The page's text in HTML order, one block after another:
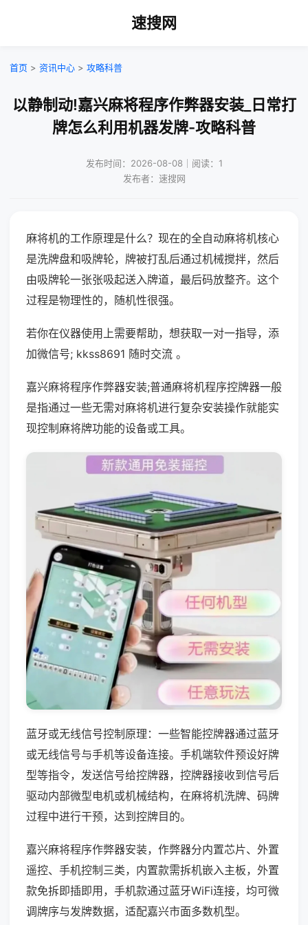
速搜网
首页 > 资讯中心 > 攻略科普
以静制动!嘉兴麻将程序作弊器安装_日常打
牌怎么利用机器发牌-攻略科普
发布时间：2026-08-08｜阅读：1
发布者：速搜网
麻将机的工作原理是什么？现在的全自动麻将机核心
是洗牌盘和吸牌轮，牌被打乱后通过机械搅拌，然后
由吸牌轮一张张吸起送入牌道，最后码放整齐。这个
过程是物理性的，随机性很强。
若你在仪器使用上需要帮助，想获取一对一指导，添
加微信号; kkss8691 随时交流 。
嘉兴麻将程序作弊器安装;普通麻将机程序控牌器一般
是指通过一些无需对麻将机进行复杂安装操作就能实
现控制麻将牌功能的设备或工具。
蓝牙或无线信号控制原理：一些智能控牌器通过蓝牙
或无线信号与手机等设备连接。手机端软件预设好牌
型等指令，发送信号给控牌器，控牌器接收到信号后
驱动内部微型电机或机械结构，在麻将机洗牌、码牌
过程中进行干预，达到控牌目的。
嘉兴麻将程序作弊器安装，作弊器分内置芯片、外置
遥控、手机控制三类，内置款需拆机嵌入主板，外置
款免拆即插即用，手机款通过蓝牙WiFi连接，均可微
调牌序与发牌数据，适配嘉兴市面多数机型。